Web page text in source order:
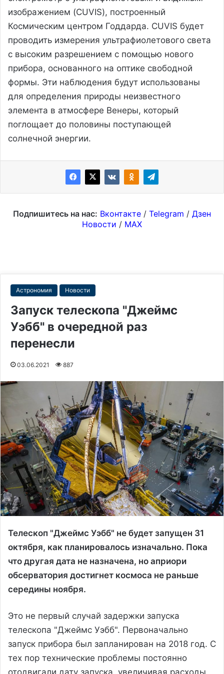
изображением (CUVIS), построенный
Космическим центром Годдарда. CUVIS будет
проводить измерения ультрафиолетового света
с высоким разрешением с помощью нового
прибора, основанного на оптике свободной
формы. Эти наблюдения будут использованы
для определения природы неизвестного
элемента в атмосфере Венеры, который
поглощает до половины поступающей
солнечной энергии.
Подпишитесь на нас: Вконтакте / Telegram / Дзен
Новости / MAX